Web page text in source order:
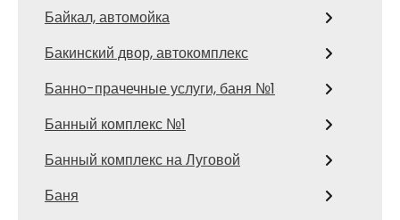
Байкал, автомойка
Бакинский двор, автокомплекс
Банно-прачечные услуги, баня №1
Банный комплекс №1
Банный комплекс на Луговой
Баня